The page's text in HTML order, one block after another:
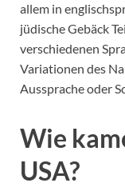
allem in
jüdische Gebäck
verschiedenen
Variationen des
Aussprache oder
Wie
USA?